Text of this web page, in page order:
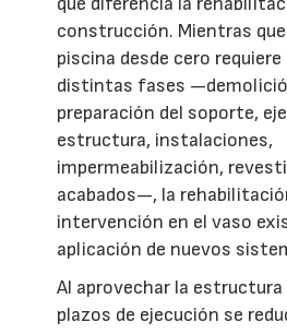
construcción. Mientras
piscina desde cero
distintas fases
preparación del soporte,
estructura, instalaciones,
impermeabilización,
acabados—, la
intervención en el vaso
aplicación de nuevos
Al aprovechar la estructura
plazos de ejecución se